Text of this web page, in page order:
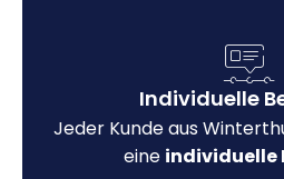
Individuelle
Jeder Kunde aus
eine individuelle